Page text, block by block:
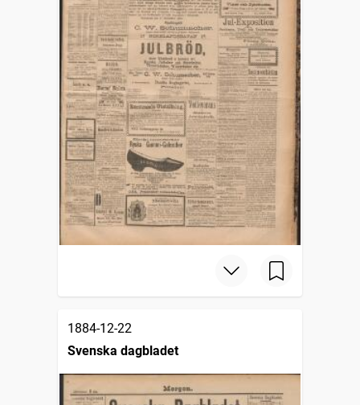
1884-12-22
Svenska dagbladet